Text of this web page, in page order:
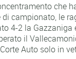
che
campionato, le
4-2 la Gazzaniga
il
Auto solo in